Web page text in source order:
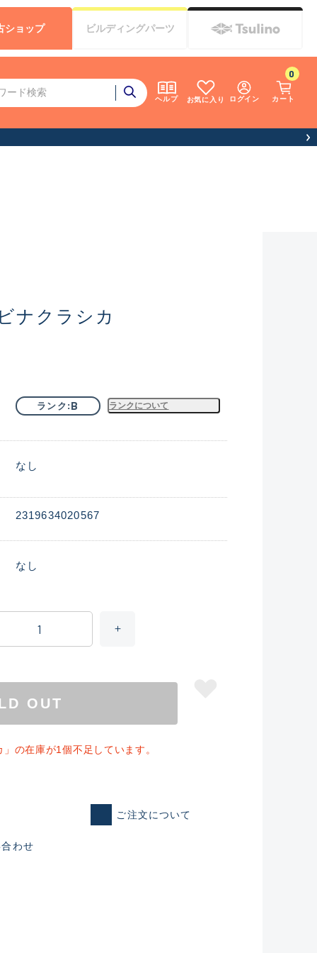
ヘルプ お気に入り ログイン カート
0
ショップ ビルディングパーツ
れた未使用
ナクラシカ
ランク B ランクについて
なし
2319634020567
なし
OUT
の在庫が1個不足しています。
ご注文について
わせ